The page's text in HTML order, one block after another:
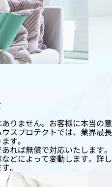
りません。お客様に本当の意
スプロテクトでは、業界最長
す。
れば無償で対応いたします。
どによって変動します。詳し
。